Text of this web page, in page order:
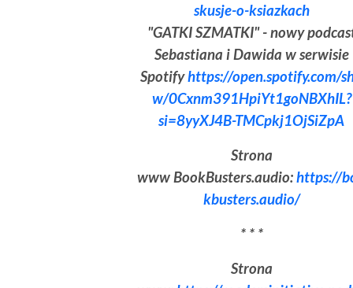
skusje-o-ksiazkach
"GATKI SZMATKI" - nowy
Sebastiana i Dawida w serwisie
Spotifyhttps://open.spotify.com/
w/0Cxnm391HpiYt1goNBXhIL?
si=8yyXJ4B-TMCpkj1OjSiZpA
Strona
www BookBusters.audio:https://
kbusters.audio/
* * *
Strona